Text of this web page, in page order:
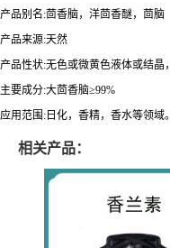
产品别名:茴香脑，洋茴香醚，茴脑
产品来源:天然
产品性状:无色或微黄色液体或结晶 ，
主要成分:大茴香脑≥99%
应用范围:日化，香精，香水等领域。
相关产品：